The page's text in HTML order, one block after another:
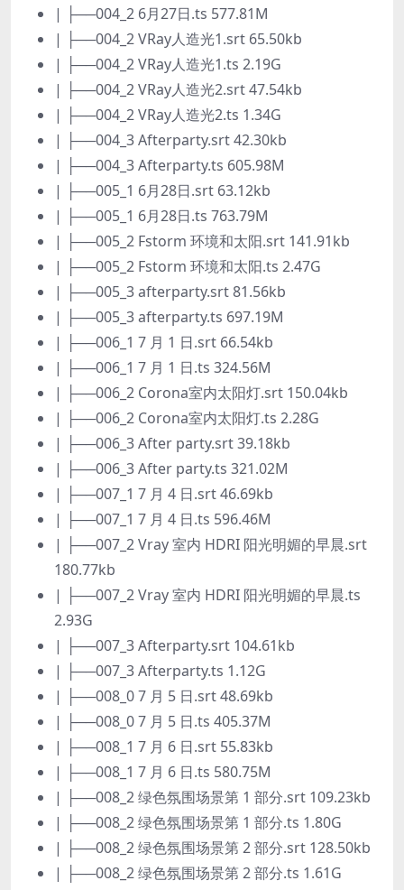
| ├──004_2 6月27日.ts 577.81M
| ├──004_2 VRay人造光1.srt 65.50kb
| ├──004_2 VRay人造光1.ts 2.19G
| ├──004_2 VRay人造光2.srt 47.54kb
| ├──004_2 VRay人造光2.ts 1.34G
| ├──004_3 Afterparty.srt 42.30kb
| ├──004_3 Afterparty.ts 605.98M
| ├──005_1 6月28日.srt 63.12kb
| ├──005_1 6月28日.ts 763.79M
| ├──005_2 Fstorm 环境和太阳.srt 141.91kb
| ├──005_2 Fstorm 环境和太阳.ts 2.47G
| ├──005_3 afterparty.srt 81.56kb
| ├──005_3 afterparty.ts 697.19M
| ├──006_1 7 月 1 日.srt 66.54kb
| ├──006_1 7 月 1 日.ts 324.56M
| ├──006_2 Corona室内太阳灯.srt 150.04kb
| ├──006_2 Corona室内太阳灯.ts 2.28G
| ├──006_3 After party.srt 39.18kb
| ├──006_3 After party.ts 321.02M
| ├──007_1 7 月 4 日.srt 46.69kb
| ├──007_1 7 月 4 日.ts 596.46M
| ├──007_2 Vray 室内 HDRI 阳光明媚的早晨.srt
180.77kb
| ├──007_2 Vray 室内 HDRI 阳光明媚的早晨.ts
2.93G
| ├──007_3 Afterparty.srt 104.61kb
| ├──007_3 Afterparty.ts 1.12G
| ├──008_0 7 月 5 日.srt 48.69kb
| ├──008_0 7 月 5 日.ts 405.37M
| ├──008_1 7 月 6 日.srt 55.83kb
| ├──008_1 7 月 6 日.ts 580.75M
| ├──008_2 绿色氛围场景第 1 部分.srt 109.23kb
| ├──008_2 绿色氛围场景第 1 部分.ts 1.80G
| ├──008_2 绿色氛围场景第 2 部分.srt 128.50kb
| ├──008_2 绿色氛围场景第 2 部分.ts 1.61G